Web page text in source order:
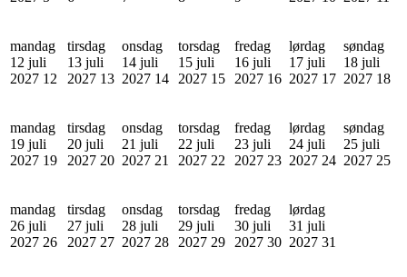
mandag
12 juli
2027 12
tirsdag
13 juli
2027 13
onsdag
14 juli
2027 14
torsdag
15 juli
2027 15
fredag
16 juli
2027 16
lørdag
17 juli
2027 17
søndag
18 juli
2027 18
mandag
19 juli
2027 19
tirsdag
20 juli
2027 20
onsdag
21 juli
2027 21
torsdag
22 juli
2027 22
fredag
23 juli
2027 23
lørdag
24 juli
2027 24
søndag
25 juli
2027 25
mandag
26 juli
2027 26
tirsdag
27 juli
2027 27
onsdag
28 juli
2027 28
torsdag
29 juli
2027 29
fredag
30 juli
2027 30
lørdag
31 juli
2027 31